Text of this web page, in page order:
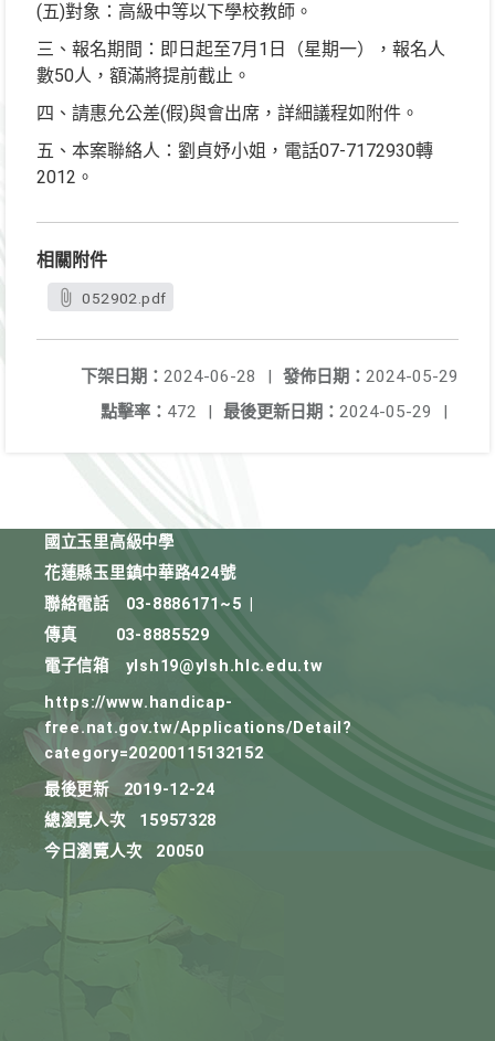
(五)對象：高級中等以下學校教師。
三、報名期間：即日起至7月1日（星期一），報名人
數50人，額滿將提前截止。
四、請惠允公差(假)與會出席，詳細議程如附件。
五、本案聯絡人：劉貞妤小姐，電話07-7172930轉
2012。
相關附件
052902.pdf
發佈日期： 2024-05-29
下架日期： 2024-06-28
|
最後更新日期： 2024-05-29 |
點擊率： 472 |
國立玉里高級中學
花蓮縣玉里鎮中華路424號
聯絡電話
03-8886171~5
傳真
03-8885529
電子信箱
ylsh19@ylsh.hlc.edu.tw
https://www.handicap-
free.nat.gov.tw/Applications/Detail?
category=20200115132152
最後更新
2019-12-24
總瀏覽人次
15957328
今日瀏覽人次
20050